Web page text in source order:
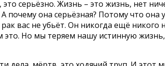
серьёзно. Жизнь – это жизнь, нет
почему она серьёзная? Потому что
вас не убьёт. Он никогда ещё
Но мы теряем нашу истинную